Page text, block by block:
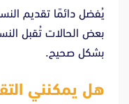
يُفضل دائمًا تقديم
بعض الحالات تُقبل
بشكل صحيح.
هل يمكنني